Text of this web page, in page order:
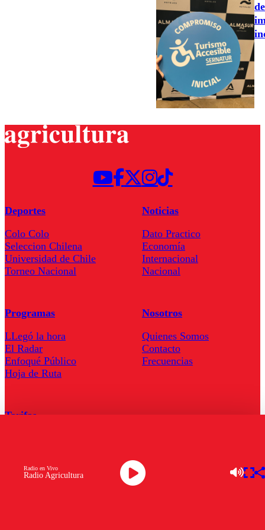
Radio Agricultura
Radio en Vivo
Deportes
Colo Colo
Seleccion Chilena
Universidad de Chile
Torneo Nacional
Noticias
Dato Practico
Economía
Internacional
Nacional
Programas
LLegó la hora
El Radar
Enfoqué Público
Hoja de Ruta
Nosotros
Quienes Somos
Contacto
Frecuencias
Tarifas